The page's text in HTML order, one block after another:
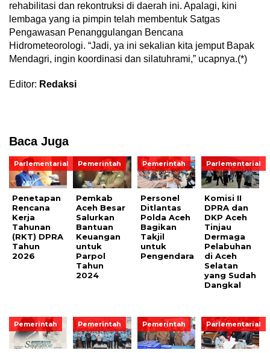
rehabilitasi dan rekontruksi di daerah ini. Apalagi, kini
lembaga yang ia pimpin telah membentuk Satgas
Pengawasan Penanggulangan Bencana
Hidrometeorologi. “Jadi, ya ini sekalian kita jemput Bapak
Mendagri, ingin koordinasi dan silatuhrami,” ucapnya.(*)
Editor: Redaksi
Baca Juga
Parlementarial
Penetapan
Rencana
Kerja
Tahunan
(RKT) DPRA
Tahun
2026
Pemerintah
Pemkab
Aceh Besar
Salurkan
Bantuan
Keuangan
untuk
Parpol
Tahun
2024
Pemerintah
Personel
Ditlantas
Polda Aceh
Bagikan
Takjil
untuk
Pengendara
Parlementarial
Komisi II
DPRA dan
DKP Aceh
Tinjau
Dermaga
Pelabuhan
di Aceh
Selatan
yang Sudah
Dangkal
Pemerintah Pemerintah Pemerintah Parlementarial